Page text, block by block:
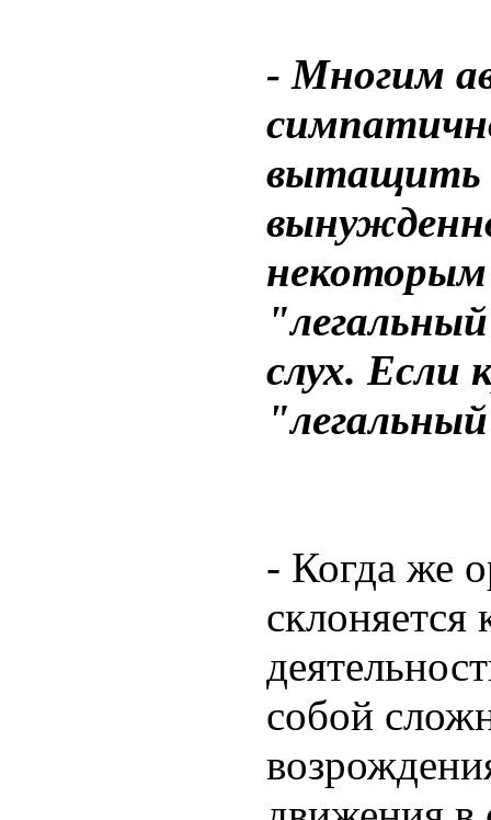
- Многим
вытащить
некоторым
слух. Если
- Когда же
склоняется
собой